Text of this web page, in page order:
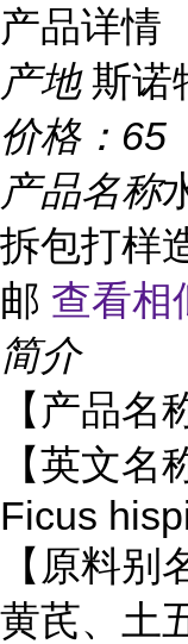
产品详情
产地 斯诺
价格： 65
产品名称
拆包打样
邮 查看
简介
【产品
【英文名
Ficus
【原料别
黄芪、土